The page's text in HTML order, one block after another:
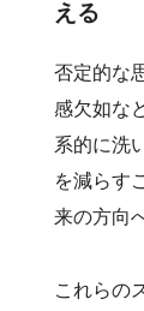
える
否定的な
感欠如な
系的に洗
を減らす
来の方向
これらの